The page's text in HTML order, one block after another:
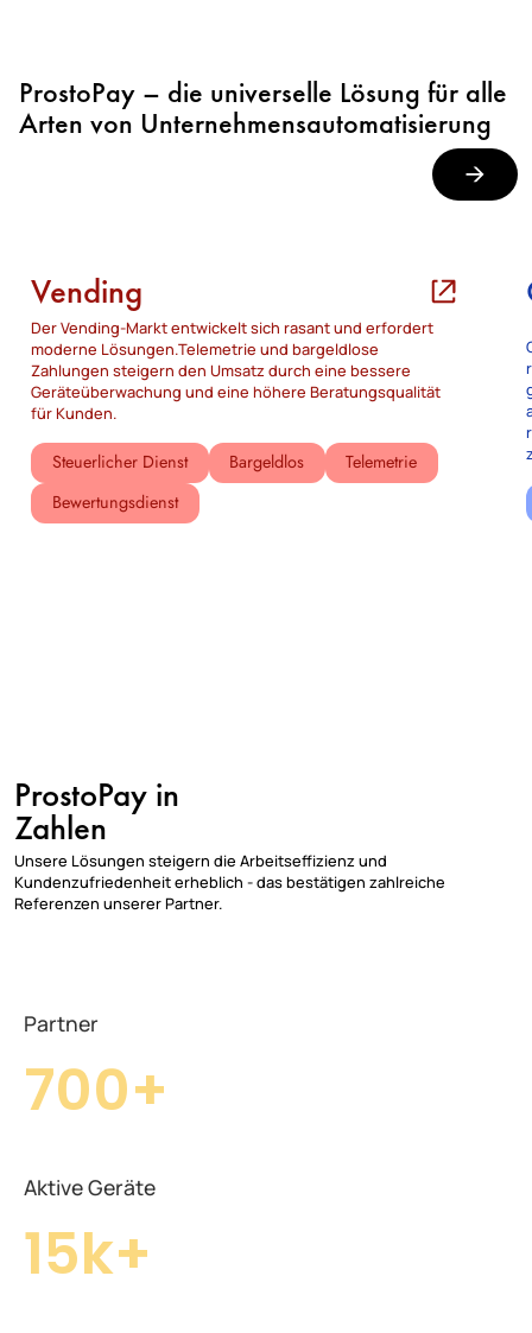
ProstoPay – die universelle Lösung für alle
Arten von Unternehmensautomatisierung
Vending
Der Vending-Markt entwickelt sich rasant und erfordert
moderne Lösungen.Telemetrie und bargeldlose
Zahlungen steigern den Umsatz durch eine bessere
Geräteüberwachung und eine höhere Beratungsqualität
für Kunden.
Steuerlicher Dienst Bargeldlos
Telemetrie
Bewertungsdienst
ProstoPay in
Zahlen
Unsere Lösungen steigern die Arbeitseffizienz und
Kundenzufriedenheit erheblich - das bestätigen zahlreiche
Referenzen unserer Partner.
Partner
700+
Aktive Geräte
15k+